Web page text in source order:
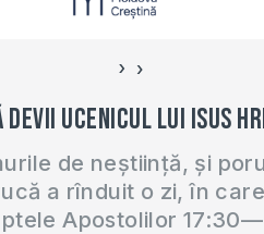
‹ ›
devii ucenicul lui Isus
de neștiință, și
a rînduit o zi, în
Apostolilor